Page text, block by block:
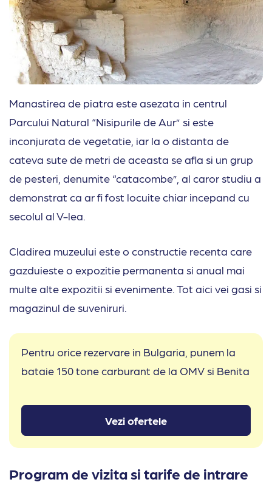
Manastirea de piatra este asezata in centrul
Parcului Natural “Nisipurile de Aur” si este
inconjurata de vegetatie, iar la o distanta de
cateva sute de metri de aceasta se afla si un grup
de pesteri, denumite “catacombe”, al caror studiu a
demonstrat ca ar fi fost locuite chiar incepand cu
secolul al V-lea.
Cladirea muzeului este o constructie recenta care
gazduieste o expozitie permanenta si anual mai
multe alte expozitii si evenimente. Tot aici vei gasi si
magazinul de suveniruri.
Pentru orice rezervare in Bulgaria, punem la
bataie 150 tone carburant de la OMV si Benita
Vezi ofertele
Program de vizita si tarife de intrare